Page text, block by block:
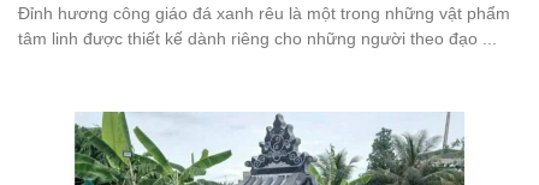
Đỉnh hương công giáo đá xanh rêu là một trong những vật phẩm
tâm linh được thiết kế dành riêng cho những người theo đạo ...